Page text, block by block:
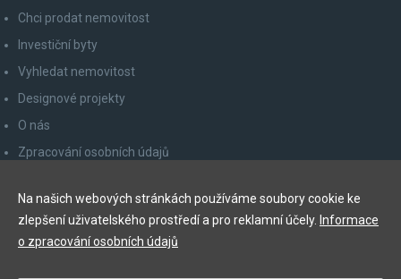
Chci prodat nemovitost
Investiční byty
Vyhledat nemovitost
Designové projekty
O nás
Zpracování osobních údajů
Odhlášení z newsletteru
Na našich webových stránkách používáme soubory cookie ke
zlepšení uživatelského prostředí a pro reklamní účely. Informace
o zpracování osobních údajů